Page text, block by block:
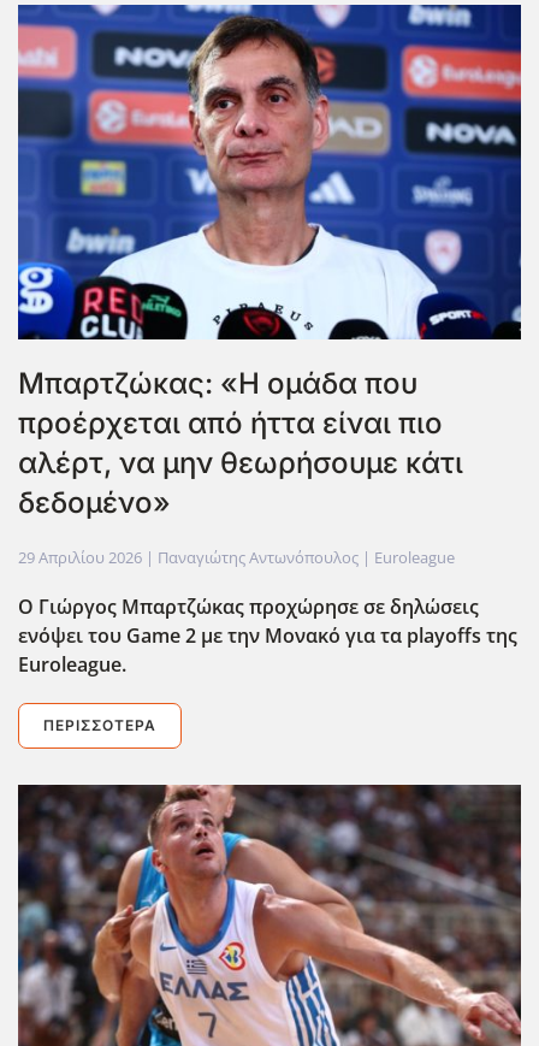
Μπαρτζώκας: «Η ομάδα που
προέρχεται από ήττα είναι πιο
αλέρτ, να μην θεωρήσουμε κάτι
δεδομένο»
29 Απριλίου 2026 | Παναγιώτης Αντωνόπουλος | Euroleague
Ο Γιώργος Μπαρτζώκας προχώρησε σε δηλώσεις
ενόψει του Game 2 με την Μονακό για τα playoffs της
Euroleague.
ΠΕΡΙΣΣΌΤΕΡΑ